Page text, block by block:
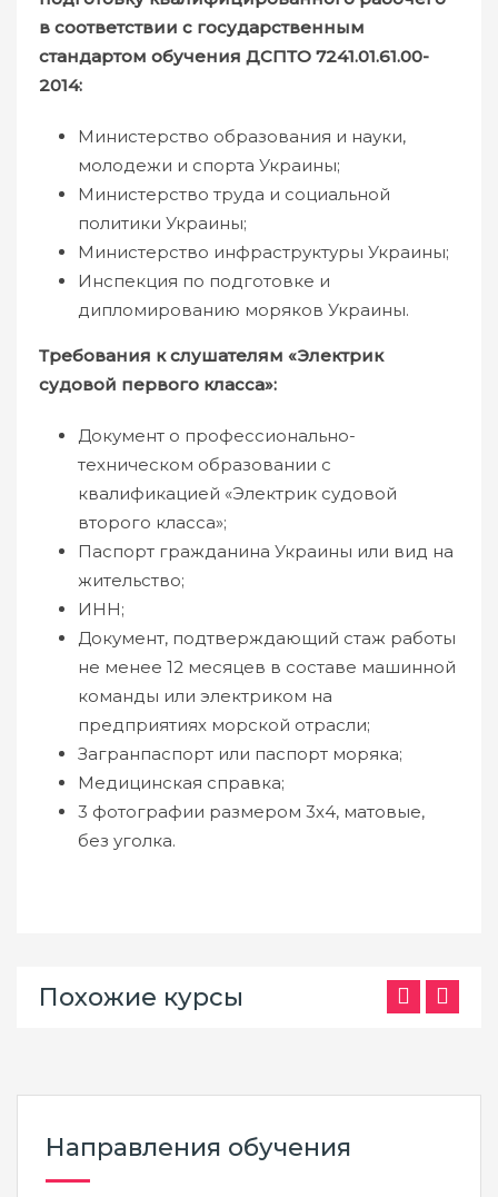
в соответствии с государственным
стандартом обучения ДСПТО 7241.01.61.00-
2014:
Министерство образования и науки,
молодежи и спорта Украины;
Министерство труда и социальной
политики Украины;
Министерство инфраструктуры Украины;
Инспекция по подготовке и
дипломированию моряков Украины.
Требования к слушателям «Электрик
судовой первого класса»:
Документ о профессионально-
техническом образовании с
квалификацией «Электрик судовой
второго класса»;
Паспорт гражданина Украины или вид на
жительство;
ИНН;
Документ, подтверждающий стаж работы
не менее 12 месяцев в составе машинной
команды или электриком на
предприятиях морской отрасли;
Загранпаспорт или паспорт моряка;
Медицинская справка;
3 фотографии размером 3х4, матовые,
без уголка.
Похожие курсы
Направления обучения